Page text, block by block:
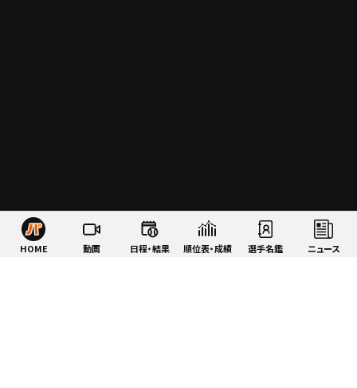
HOME 動画 日程・結果 順位表・成績 選手名鑑 ニュース